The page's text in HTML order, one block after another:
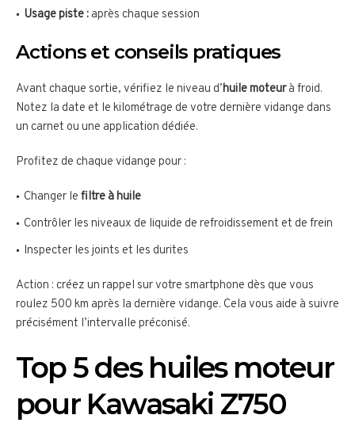
Usage piste : après chaque session
Actions et conseils pratiques
Avant chaque sortie, vérifiez le niveau d’huile moteurà froid.
Notez la date et le kilométrage de votre dernière vidange dans
un carnet ou une application dédiée.
Profitez de chaque vidange pour :
Changer le filtre à huile
Contrôler les niveaux de liquide de refroidissement et de frein
Inspecter les joints et les durites
Action : créez un rappel sur votre smartphone dès que vous
roulez 500 km après la dernière vidange. Cela vous aide à suivre
précisément l’intervalle préconisé.
Top 5 des huiles moteur
pour Kawasaki Z750